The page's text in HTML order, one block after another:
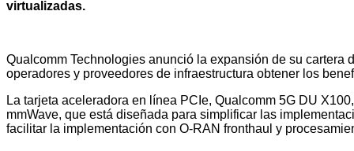
virtualizadas.
Qualcomm Technologies anunció la expansión de su
operadores y proveedores de infraestructura obtener los
La tarjeta aceleradora en línea PCIe, Qualcomm 5G DU
mmWave, que está diseñada para simplificar las
facilitar la implementación con O-RAN fronthaul y